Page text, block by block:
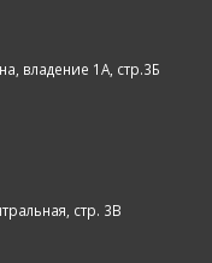
владение 1А, стр.3Б
стр. 3В